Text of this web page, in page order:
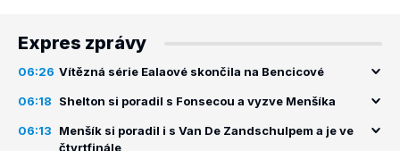
Expres zprávy
06:26 Vítězná série Ealaové skončila na Bencicové
06:18 Shelton si poradil s Fonsecou a vyzve Menšíka
06:13
Menšík si poradil i s Van De Zandschulpem a je ve
čtvrtfinále